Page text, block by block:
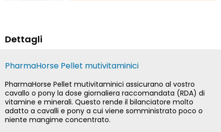
Dettagli
PharmaHorse Pellet mutivitaminici
PharmaHorse Pellet mutivitaminici assicurano al vostro
cavallo o pony la dose giornaliera raccomandata (RDA) di
vitamine e minerali. Questo rende il bilanciatore molto
adatto a cavalli e pony a cui viene somministrato poco o
niente mangime concentrato.